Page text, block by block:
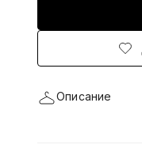
Описание